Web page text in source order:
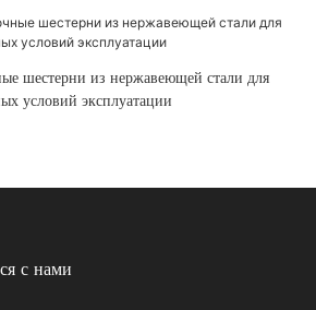
шестерни из нержавеющей стали для
условий эксплуатации
с нами